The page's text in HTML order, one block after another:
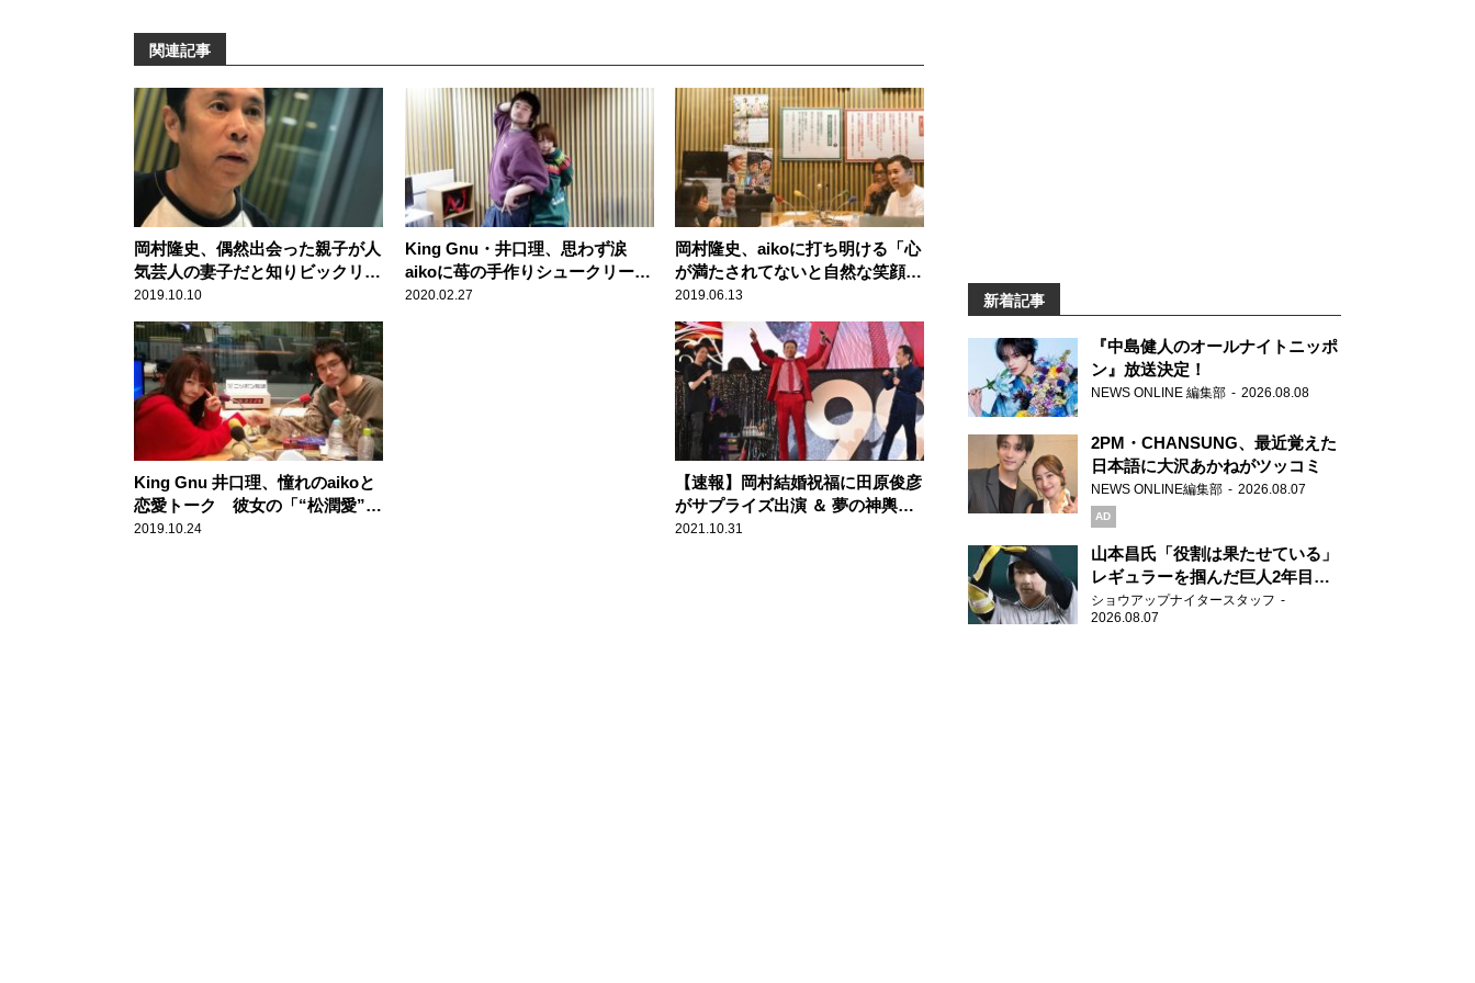
関連記事
岡村隆史、偶然出会った親子が人
気芸人の妻子だと知りビックリ！
「愛想よくしといて良かった」
2019.10.10
King Gnu・井口理、思わず涙
aikoに苺の手作りシュークリーム
を贈る
2020.02.27
岡村隆史、aikoに打ち明ける「心
が満たされてないと自然な笑顔っ
て出ない」
2019.06.13
King Gnu 井口理、憧れのaikoと
恋愛トーク 彼女の「“松潤愛”が
凄すぎて…」
2019.10.24
【速報】岡村結婚祝福に田原俊彦
がサプライズ出演 ＆ 夢の神輿も
登場！ 矢部デビュー曲も初生歌
2021.10.31
新着記事
『中島健人のオールナイトニッポ
ン』放送決定！
NEWS ONLINE 編集部 2026.08.08
2PM・CHANSUNG、最近覚えた
日本語に大沢あかねがツッコミ
NEWS ONLINE編集部 2026.08.07
AD
山本昌氏「役割は果たせている」
レギュラーを掴んだ巨人2年目の
新人王候補
ショウアップナイタースタッフ
2026.08.07